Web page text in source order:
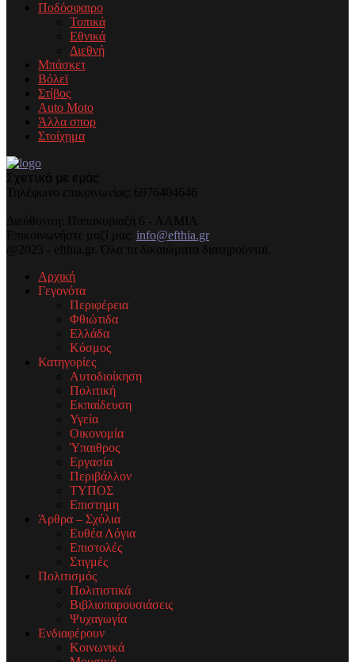
Ποδόσφαιρο
Τοπικά
Εθνικά
Διεθνή
Μπάσκετ
Βόλεϊ
Στίβος
Auto Moto
Άλλα σπορ
Στοίχημα
Σχετικά με εμάς
Τηλέφωνo επικοινωνίας: 6976404646
Διεύθυνση: Παπακυριαζή 6 - ΛΑΜΙΑ
Επικοινωνήστε μαζί μας: info@efthia.gr
@2023 - efthia.gr. Όλα τα δικαιώματα διατηρούνται.
Αρχική
Γεγονότα
Περιφέρεια
Φθιώτιδα
Ελλάδα
Κόσμος
Κατηγορίες
Αυτοδιοίκηση
Πολιτική
Εκπαίδευση
Υγεία
Οικονομία
Ύπαιθρος
Εργασία
Περιβάλλον
ΤΥΠΟΣ
Επιστημη
Άρθρα – Σχόλια
Ευθέα Λόγια
Επιστολές
Στιγμές
Πολιτισμός
Πολιτιστικά
Βιβλιοπαρουσιάσεις
Ψυχαγωγία
Ενδιαφέρουν
Κοινωνικά